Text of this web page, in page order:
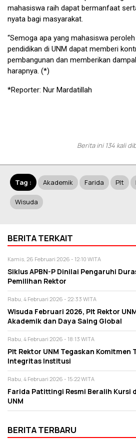
mahasiswa raih dapat bermanfaat
nyata bagi masyarakat.
“Semoga apa yang mahasiswa
pendidikan di UNM dapat memberi
pembangunan dan memberikan
harapnya. (*)
*Reporter: Nur Mardatillah
Berita ini 134 kali
Tag : Akademik Farida Plt
Wisuda
BERITA TERKAIT
Kamis, 26 Februari 2026 - 12:10 WITA
Siklus APBN-P Dinilai Pengaruhi
Pemilihan Rektor
Rabu, 4 Februari 2026 - 22:33 WITA
Wisuda Februari 2026, Plt Rektor
Akademik dan Daya Saing Global
Rabu, 4 Februari 2026 - 18:13 WITA
Plt Rektor UNM Tegaskan Komitmen
Integritas Institusi
Rabu, 4 Februari 2026 - 15:22 WITA
Farida Patittingi Resmi Beralih Kursi
UNM
BERITA TERBARU